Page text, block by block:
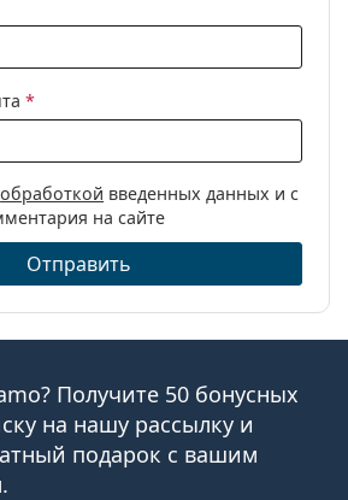
*
обработкой введенных данных и с
на сайте
Отправить
Получите 50 бонусных
на нашу рассылку и
подарок с вашим